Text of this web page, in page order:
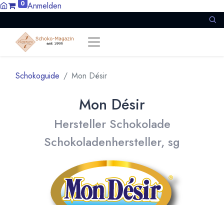
0 Anmelden
Schokoguide Mon Désir
Mon Désir
Hersteller Schokolade
Schokoladenhersteller, sg